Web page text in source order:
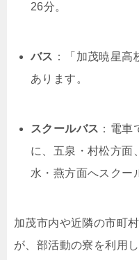
26分。
バス ：「加茂暁星
あります。
スクールバス ：電
に、五泉・村松方面
水・燕方面へスクー
加茂市内や近隣の市町
が、部活動の寮を利用